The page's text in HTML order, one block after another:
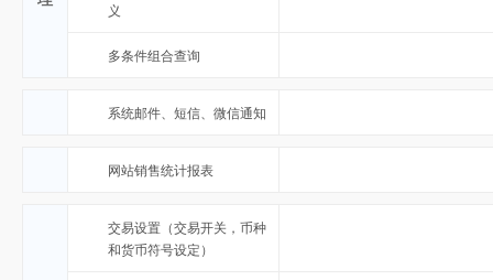
义
多条件组合查询
系统邮件、短信、微信通知
网站销售统计报表
交易设置（交易开关，币种
和货币符号设定）